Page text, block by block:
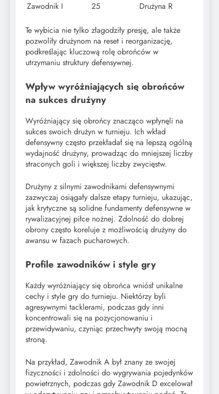
Zawodnik I
25 Drużyna R
Te wybicia nie tylko złagodziły presję, ale także
pozwoliły drużynom na reset i reorganizację,
podkreślając kluczową rolę obrońców w
utrzymaniu struktury defensywnej.
Wpływ wyróżniających się obrońców
na sukces drużyny
Wyróżniający się obrońcy znacząco wpłynęli na
sukces swoich drużyn w turnieju. Ich wkład
defensywny często przekładał się na lepszą ogólną
wydajność drużyny, prowadząc do mniejszej liczby
straconych goli i większej liczby zwycięstw.
Drużyny z silnymi zawodnikami defensywnymi
zazwyczaj osiągały dalsze etapy turnieju, ukazując,
jak krytyczne są solidne fundamenty defensywne w
rywalizacyjnej piłce nożnej. Zdolność do dobrej
obrony często koreluje z możliwością drużyny do
awansu w fazach pucharowych.
Profile zawodników i style gry
Każdy wyróżniający się obrońca wniósł unikalne
cechy i style gry do turnieju. Niektórzy byli
agresywnymi tacklerami, podczas gdy inni
koncentrowali się na pozycjonowaniu i
przewidywaniu, czyniąc przechwyty swoją mocną
stroną.
Na przykład, Zawodnik A był znany ze swojej
fizyczności i zdolności do wygrywania pojedynków
powietrznych, podczas gdy Zawodnik D excelował